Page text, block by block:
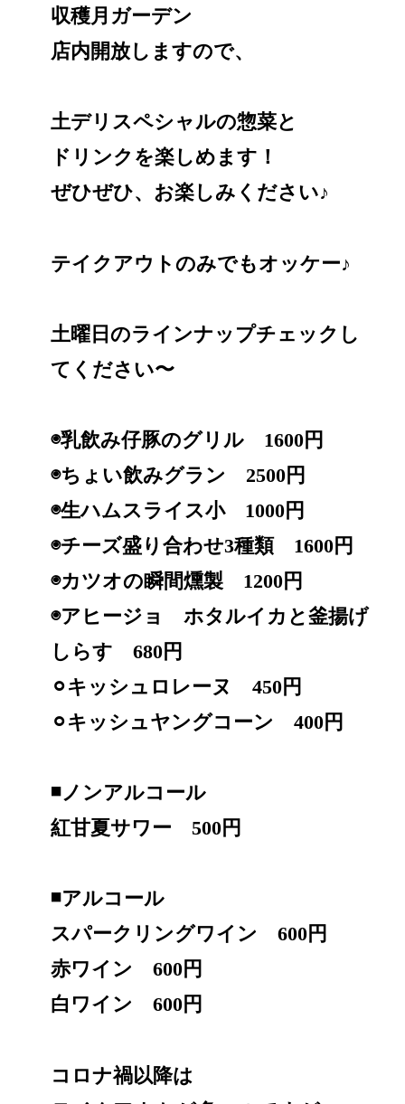
収穫月ガーデン
店内開放しますので、
土デリスペシャルの惣菜と
ドリンクを楽しめます！
ぜひぜひ、お楽しみください♪
テイクアウトのみでもオッケー♪
土曜日のラインナップチェックし
てください〜
◉乳飲み仔豚のグリル 1600円
◉ちょい飲みグラン 2500円
◉生ハムスライス小 1000円
◉チーズ盛り合わせ3種類 1600円
◉カツオの瞬間燻製 1200円
◉アヒージョ ホタルイカと釜揚げ
しらす 680円
⚪︎キッシュロレーヌ 450円
⚪︎キッシュヤングコーン 400円
◾️ノンアルコール
紅甘夏サワー 500円
◾️アルコール
スパークリングワイン 600円
赤ワイン 600円
白ワイン 600円
コロナ禍以降は